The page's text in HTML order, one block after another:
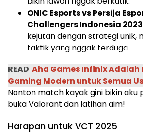
ONIC Esports vs Persija
Challengers Indonesia
kejutan dengan strategi unik,
taktik yang nggak terduga.
READ Aha Games Infinix
Gaming Modern untuk Semua
Nonton match kayak gini bikin aku
buka Valorant dan latihan aim!
Harapan untuk VCT 2025